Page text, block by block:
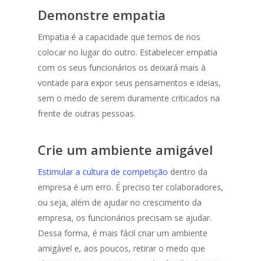
Demonstre empatia
Empatia é a capacidade que temos de nos
colocar no lugar do outro. Estabelecer empatia
com os seus funcionários os deixará mais à
vontade para expor seus pensamentos e ideias,
sem o medo de serem duramente criticados na
frente de outras pessoas.
Crie um ambiente amigável
Estimular a cultura de competição dentro da
empresa é um erro. É preciso ter colaboradores,
ou seja, além de ajudar no crescimento da
empresa, os funcionários precisam se ajudar.
Dessa forma, é mais fácil criar um ambiente
amigável e, aos poucos, retirar o medo que